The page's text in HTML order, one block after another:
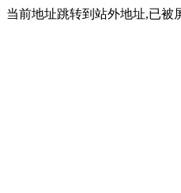
当前地址跳转到站外地址,已被